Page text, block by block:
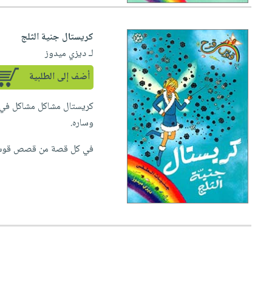
كريستال جنية الثلج
لـ ديزي ميدوز
أضف إلى الطلبية
كريستال مشاكل مشاكل في
وساره.
في كل قصة من قصص